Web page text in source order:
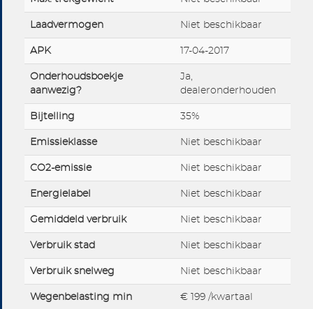
Laadvermogen Niet beschikbaar
APK 17-04-2017
Onderhoudsboekje
aanwezig?
Ja,
dealeronderhouden
Bijtelling 35%
Emissieklasse Niet beschikbaar
CO2-emissie Niet beschikbaar
Energielabel Niet beschikbaar
Gemiddeld verbruik Niet beschikbaar
Verbruik stad Niet beschikbaar
Verbruik snelweg Niet beschikbaar
Wegenbelasting min € 199 /kwartaal